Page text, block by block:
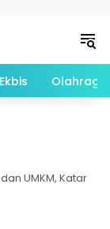
Ekbis Olahraga
UMKM, Katar